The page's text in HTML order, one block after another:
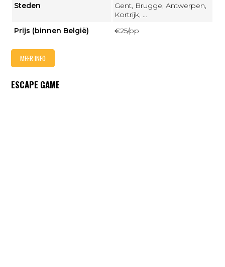
Steden
Gent, Brugge, Antwerpen,
Kortrijk, …
Prijs (binnen België)
€25/pp
MEER INFO
ESCAPE GAME